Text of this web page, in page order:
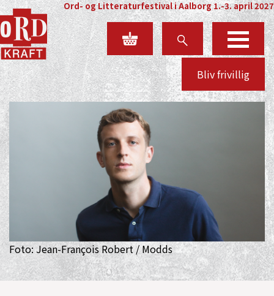
Bliv frivillig
Ord- og Litteraturfestival i Aalborg 1.-3. april 2027
Foto: Jean-François Robert / Modds